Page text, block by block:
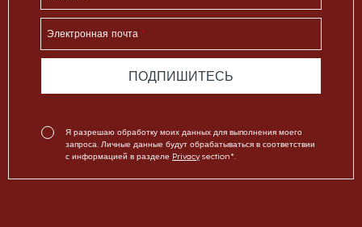
Электронная почта *
Я разрешаю обработку моих данных для выполнения моего
запроса. Личные данные будут обрабатываться в соответствии
с информацией в разделе Privacysection*.